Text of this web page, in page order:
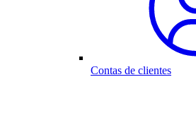
Contas de clientes